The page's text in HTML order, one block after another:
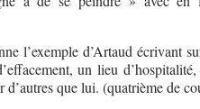
l’exemple d’Artaud écrivant
un lieu
que lui. (quatrième de